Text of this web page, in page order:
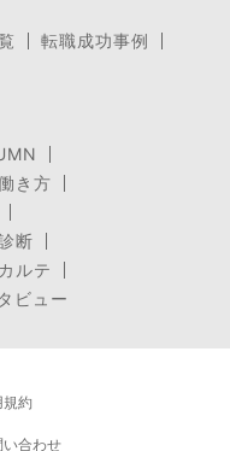
転職成功事例
き方
断
ルテ
ビュー
規約
い合わせ